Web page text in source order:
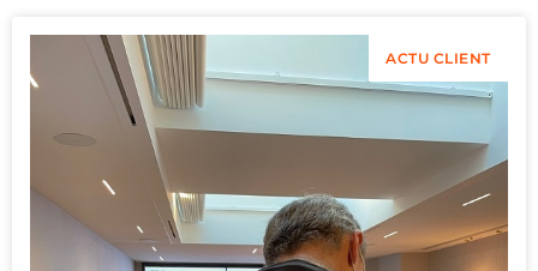
ACTU CLIENT